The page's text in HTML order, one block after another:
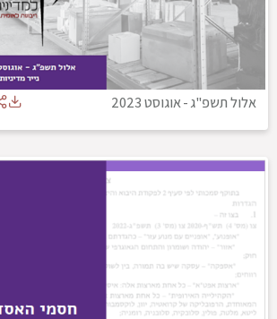
אלול תשפ"ג-אוגוסט 2023